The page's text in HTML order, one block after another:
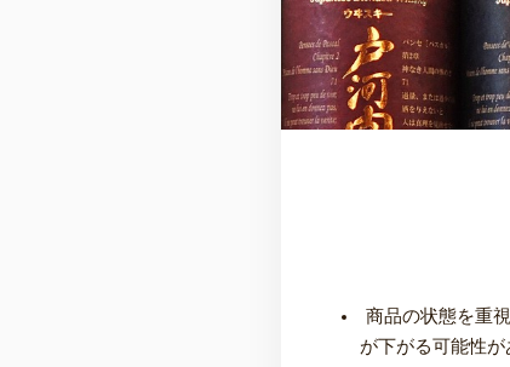
商品の状態を重
が下がる可能性が